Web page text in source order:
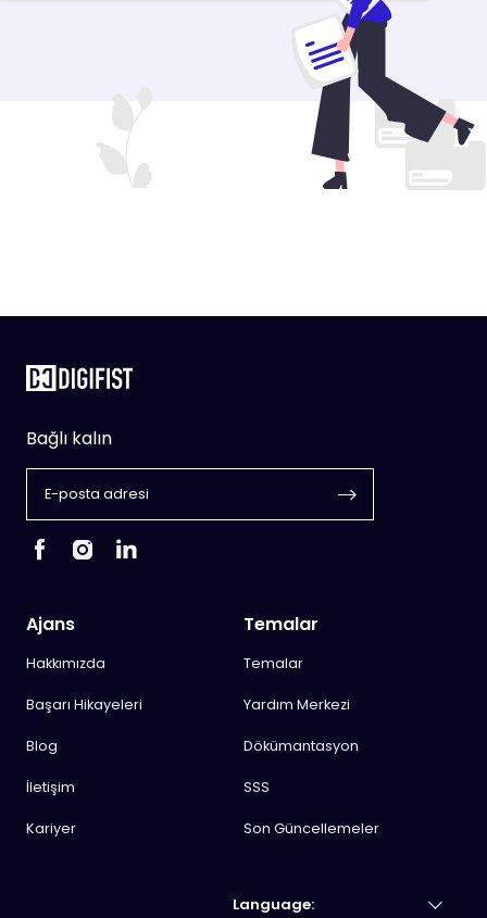
Bağlı kalın
Ajans
Hakkımızda
Başarı Hikayeleri
Blog
İletişim
Kariyer
Temalar
Temalar
Yardım Merkezi
Dökümantasyon
SSS
Son Güncellemeler
Language: